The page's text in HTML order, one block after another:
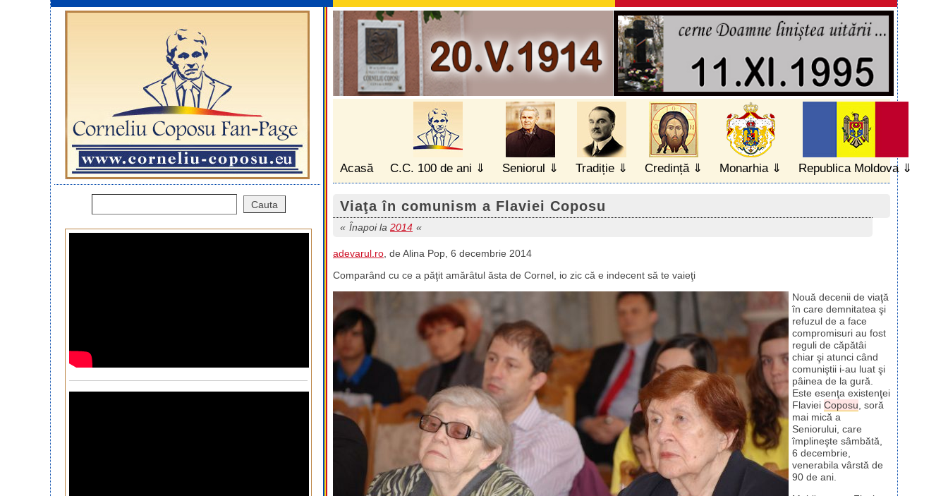
Acasă C.C. 100 de ani Seniorul Tradiție Credință Monarhia Republica Moldova
Viaţa în comunism a Flaviei Coposu
Înapoi la 2014
adevarul.ro , de Alina Pop, 6 decembrie 2014
Comparând cu ce a păţit amărâtul ăsta de Cornel, io zic că e indecent să te vaieţi
Nouă decenii de viaţă
în care demnitatea şi
refuzul de a face
compromisuri au fost
reguli de căpătâi
chiar şi atunci când
comuniştii i-au luat şi
pâinea de la gură.
Este esenţa existenţei
Flaviei Coposu , soră
mai mică a
Seniorului, care
împlineşte sâmbătă,
6 decembrie,
venerabila vârstă de
90 de ani.